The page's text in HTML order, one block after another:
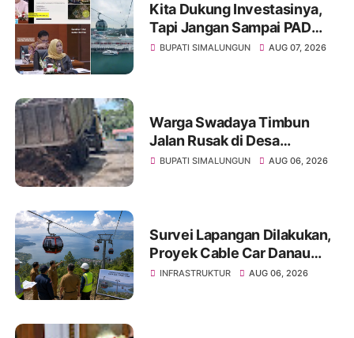
Kita Dukung Investasinya,
Tapi Jangan Sampai PAD
Simalungun yang Jadi
BUPATI SIMALUNGUN AUG 07, 2026
Warga Swadaya Timbun
Jalan Rusak di Desa
Sibangun Mariah, Harapkan
BUPATI SIMALUNGUN AUG 06, 2026
Survei Lapangan Dilakukan,
Proyek Cable Car Danau
Toba Masih Terkendala
INFRASTRUKTUR AUG 06, 2026